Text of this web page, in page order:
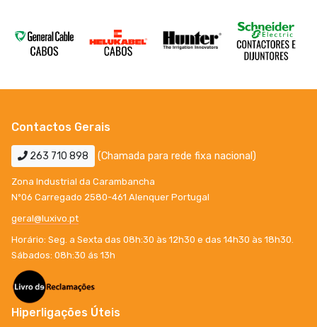
Contactos Gerais
263 710 898 (Chamada para rede fixa nacional)
Zona Industrial da Carambancha
Nº06 Carregado 2580-461 Alenquer Portugal
geral@luxivo.pt
Horário: Seg. a Sexta das 08h:30 às 12h30 e das 14h30 às 18h30.
Sábados: 08h:30 ás 13h
Hiperligações Úteis